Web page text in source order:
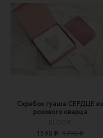
Скребок гуаша СЕРДЦЕ из
розового кварца
BLOOR
1590 ₽ 1790 ₽